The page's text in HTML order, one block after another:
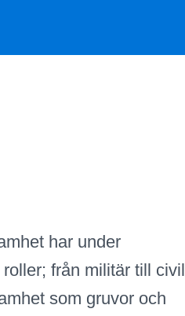
har under
från militär till civil
som gruvor och